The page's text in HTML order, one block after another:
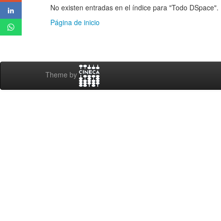
No existen entradas en el índice para "Todo DSpace".
Página de inicio
Theme by